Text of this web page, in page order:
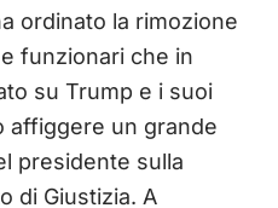
ordinato la rimozione
funzionari che in
su Trump e i suoi
affiggere un grande
presidente sulla
di Giustizia. A